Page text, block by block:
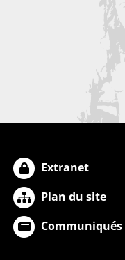
Extranet
Plan du site
Communiqués